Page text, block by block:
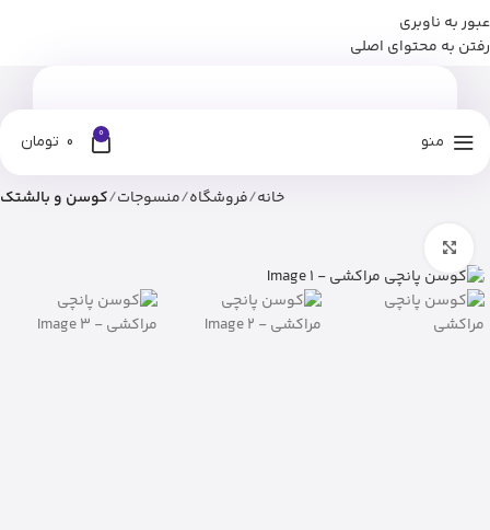
عبور به ناوبری
رفتن به محتوای اصلی
منو 0
0 تومان
خانه فروشگاه منسوجات کوسن و بالشتک
برای وارد شدن به کانال بله نومان کلیک کنید